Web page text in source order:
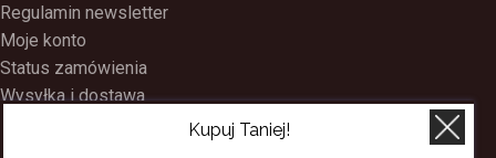
Regulamin newsletter
Moje konto
Status zamówienia
Wysyłka i dostawa
Kupuj Taniej!